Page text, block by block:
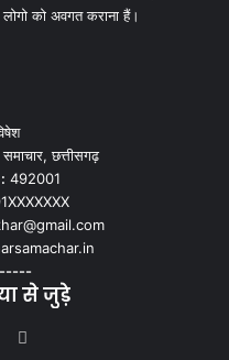
लोगो को अवगत कराना हैं।
छत्तीसगढ़
492001
से जुड़े
YouTube